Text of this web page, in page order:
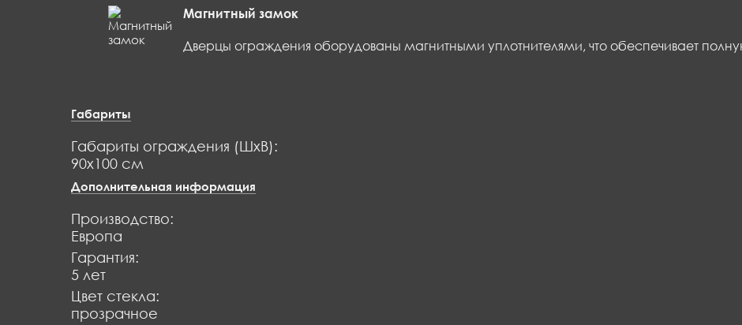
Магнитный замок
Дверцы ограждения оборудованы магнитными уплотнителями, что обеспечивает
Габариты
Габариты ограждения (ШхВ):
90х100 см
Дополнительная информация
Производство:
Европа
Гарантия:
5 лет
Цвет стекла:
прозрачное